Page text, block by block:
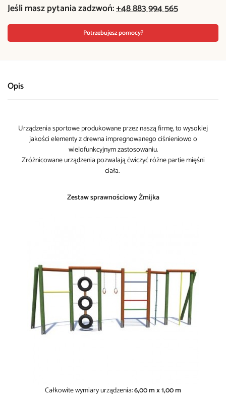
Jeśli masz pytania zadzwoń:+48 883 994 565
Potrzebujesz pomocy?
Opis
Urządzenia sportowe produkowane przez naszą firmę, to wysokiej
jakości elementy z drewna impregnowanego ciśnieniowo o
wielofunkcyjnym zastosowaniu.
Zróżnicowane urządzenia pozwalają ćwiczyć różne partie mięśni
ciała.
Zestaw sprawnościowy Żmijka
Całkowite wymiary urządzenia:6,00 m x 1,00 m